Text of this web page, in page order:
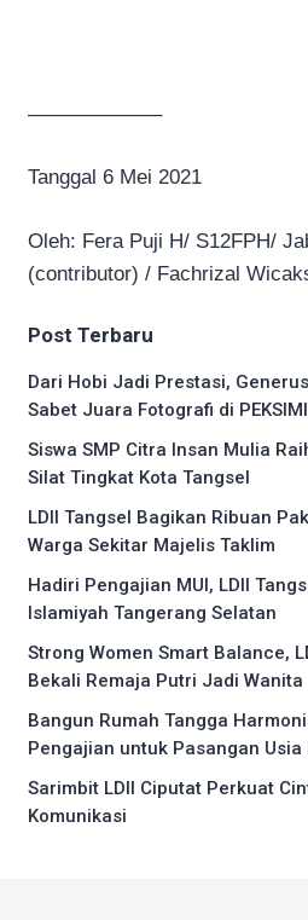
——————–
Tanggal 6 Mei 2021
Oleh: Fera Puji H/ S12FPH/
(contributor) / Fachrizal
Post Terbaru
Dari Hobi Jadi Prestasi,
Sabet Juara Fotografi di
Siswa SMP Citra Insan Mulia
Silat Tingkat Kota Tangsel
LDII Tangsel Bagikan Ribuan
Warga Sekitar Majelis Taklim
Hadiri Pengajian MUI, LDII
Islamiyah Tangerang Selatan
Strong Women Smart Balance,
Bekali Remaja Putri Jadi Wanita
Bangun Rumah Tangga
Pengajian untuk Pasangan Usia
Sarimbit LDII Ciputat Perkuat
Komunikasi